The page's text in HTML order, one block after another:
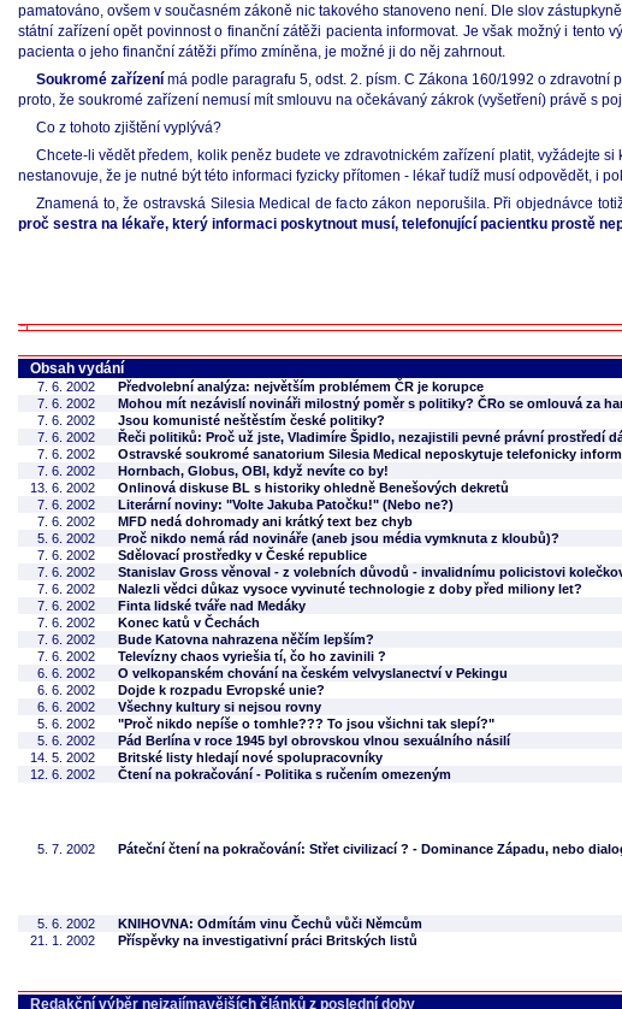
pamatováno, ovšem v současném zákoně nic takového stanoveno není. Dle slov
státní zařízení opět povinnost o finanční zátěži pacienta informovat. Je však možný i
pacienta o jeho finanční zátěži přímo zmíněna, je možné ji do něj zahrnout.
Soukromé zařízení má podle paragrafu 5, odst. 2. písm. C Zákona 160/1992 o
proto, že soukromé zařízení nemusí mít smlouvu na očekávaný zákrok (vyšetření) právě s
Co z tohoto zjištění vyplývá?
Chcete-li vědět předem, kolik peněz budete ve zdravotnickém zařízení platit, vyžádejte
nestanovuje, že je nutné být této informaci fyzicky přítomen - lékař tudíž musí odpovědět, i
Znamená to, že ostravská Silesia Medical de facto zákon neporušila. Při objednávce
proč sestra na lékaře, který informaci poskytnout musí, telefonující pacientku prostě
Obsah vydání
7. 6. 2002 Předvolební analýza: největším problémem ČR je korupce
7. 6. 2002
Mohou mít nezávislí novináři milostný poměr s politiky? ČRo se omlouvá za
7. 6. 2002
Jsou komunisté neštěstím české politiky?
7. 6. 2002
Řeči politiků: Proč už jste, Vladimíre Špidlo, nezajistili pevné právní prostředí
7. 6. 2002
Ostravské soukromé sanatorium Silesia Medical neposkytuje telefonicky
7. 6. 2002
Hornbach, Globus, OBI, když nevíte co by!
13. 6. 2002
Onlinová diskuse BL s historiky ohledně Benešových dekretů
7. 6. 2002
Literární noviny: "Volte Jakuba Patočku!" (Nebo ne?)
7. 6. 2002
MFD nedá dohromady ani krátký text bez chyb
5. 6. 2002
Proč nikdo nemá rád novináře (aneb jsou média vymknuta z kloubů)?
7. 6. 2002
Sdělovací prostředky v České republice
7. 6. 2002
Stanislav Gross věnoval - z volebních důvodů - invalidnímu policistovi
7. 6. 2002
Nalezli vědci důkaz vysoce vyvinuté technologie z doby před miliony let?
7. 6. 2002
Finta lidské tváře nad Medáky
7. 6. 2002
Konec katů v Čechách
7. 6. 2002
Bude Katovna nahrazena něčím lepším?
7. 6. 2002
Televízny chaos vyriešia tí, čo ho zavinili ?
6. 6. 2002
O velkopanském chování na českém velvyslanectví v Pekingu
6. 6. 2002
Dojde k rozpadu Evropské unie?
6. 6. 2002
Všechny kultury si nejsou rovny
5. 6. 2002
"Proč nikdo nepíše o tomhle??? To jsou všichni tak slepí?"
5. 6. 2002
Pád Berlína v roce 1945 byl obrovskou vlnou sexuálního násilí
14. 5. 2002
Britské listy hledají nové spolupracovníky
12. 6. 2002
Čtení na pokračování - Politika s ručením omezeným
5. 7. 2002 Páteční čtení na pokračování: Střet civilizací ? - Dominance Západu, nebo
5. 6. 2002
KNIHOVNA: Odmítám vinu Čechů vůči Němcům
21. 1. 2002
Příspěvky na investigativní práci Britských listů
Redakční výběr nejzajímavějších článků z poslední doby